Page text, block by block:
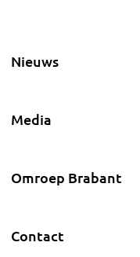
Nieuws
Media
Omroep Brabant
Contact